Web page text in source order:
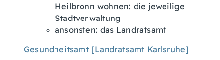
Heilbronn wohnen: die jeweilige
Stadtverwaltung
ansonsten: das Landratsamt
Gesundheitsamt [Landratsamt Karlsruhe]